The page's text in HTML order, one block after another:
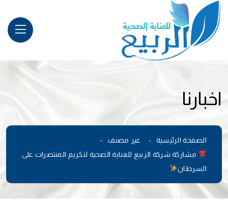
اخبارنا
الصفحة الرئيسية
غير مصنف
مشاركة شركة الربيع للعناية الصحية لتكريم المنتصرات على
السرطان